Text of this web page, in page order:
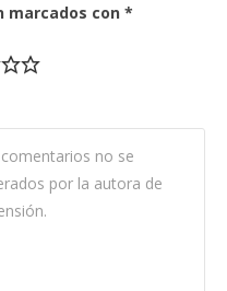
marcados con *